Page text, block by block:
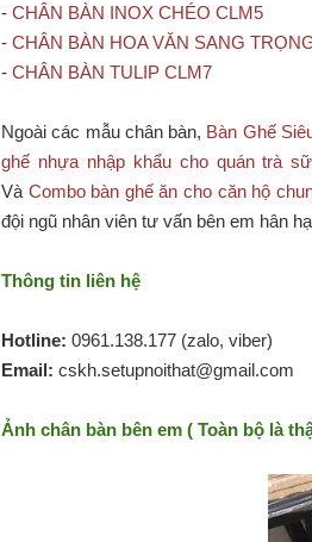
- CHÂN BÀN INOX CHÉO CLM5
- CHÂN BÀN HOA VĂN SANG
- CHÂN BÀN TULIP CLM7
Ngoài các mẫu chân bàn, Bàn Ghế
ghế nhựa nhập khẩu cho quán trà
Và Combo bàn ghế ăn cho căn hộ
đội ngũ nhân viên tư vấn bên em hân
Thông tin liên hệ
Hotline: 0961.138.177 (zalo, viber)
Email: cskh.setupnoithat@gmail.com
Ảnh chân bàn bên em ( Toàn bộ là